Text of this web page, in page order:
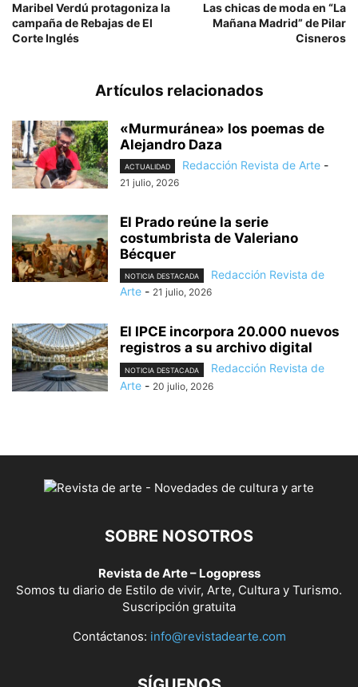
Maribel Verdú protagoniza la
campaña de Rebajas de El
Corte Inglés
Las chicas de moda en “La
Mañana Madrid” de Pilar
Cisneros
Artículos relacionados
«Murmuránea» los poemas de
Alejandro Daza
ACTUALIDAD Redacción Revista de Arte -
21 julio, 2026
El Prado reúne la serie
costumbrista de Valeriano
Bécquer
NOTICIA DESTACADA
Redacción Revista de
Arte - 21 julio, 2026
El IPCE incorpora 20.000 nuevos
registros a su archivo digital
NOTICIA DESTACADA
Redacción Revista de
Arte - 20 julio, 2026
SOBRE NOSOTROS
Revista de Arte – Logopress
Somos tu diario de Estilo de vivir, Arte, Cultura y Turismo.
Suscripción gratuita
Contáctanos: info@revistadearte.com